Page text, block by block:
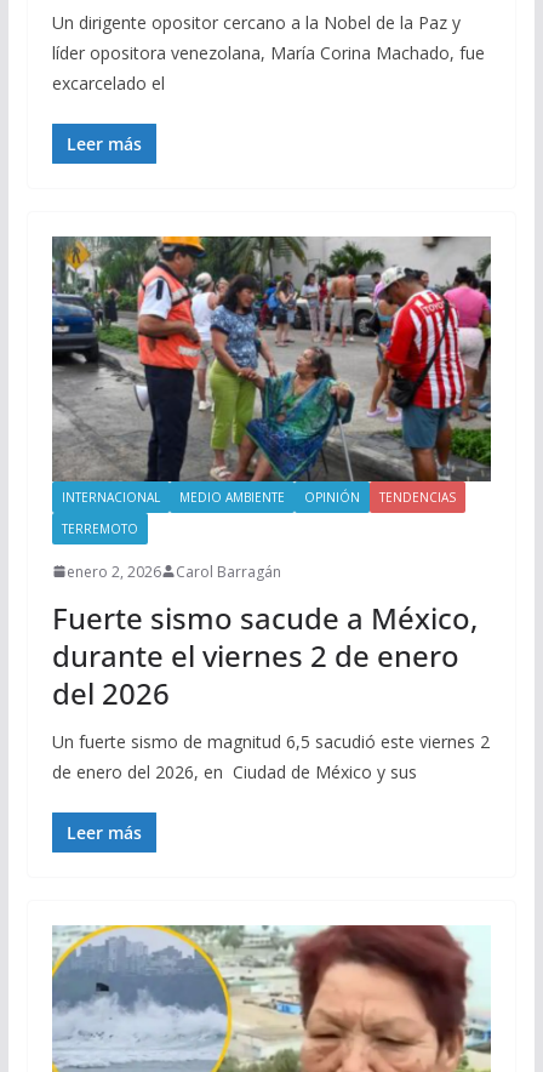
Un dirigente opositor cercano a la Nobel de la Paz y
líder opositora venezolana, María Corina Machado, fue
excarcelado el
Leer más
INTERNACIONAL MEDIO AMBIENTE OPINIÓN
TENDENCIAS
TERREMOTO
enero 2, 2026 Carol Barragán
Fuerte sismo sacude a México,
durante el viernes 2 de enero
del 2026
Un fuerte sismo de magnitud 6,5 sacudió este viernes 2
de enero del 2026, en Ciudad de México y sus
Leer más